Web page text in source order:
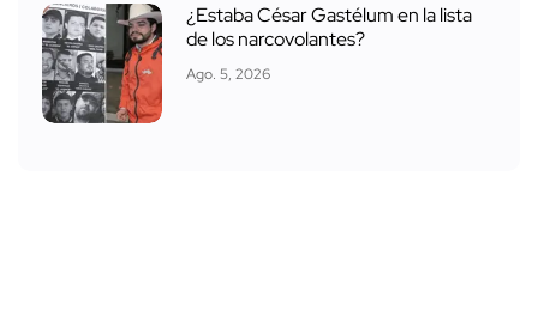
¿Estaba César Gastélum en la lista
de los narcovolantes?
Ago. 5, 2026